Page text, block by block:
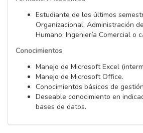
Estudiante de los últimos
Organizacional, Administración
Humano, Ingeniería Comercial o
Conocimientos
Manejo de Microsoft Excel
Manejo de Microsoft Office.
Conocimientos básicos de
Deseable conocimiento en
bases de datos.